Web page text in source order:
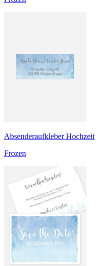
Absenderaufkleber Hochzeit
Frozen